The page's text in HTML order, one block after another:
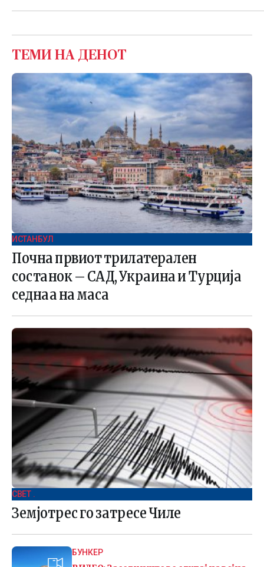
ТЕМИ НА ДЕНОТ
ИСТАНБУЛ
Почна првиот трилатерален
состанок – САД, Украина и Турција
седнаа на маса
СВЕТ .
Земјотрес го затресе Чиле
БУНКЕР